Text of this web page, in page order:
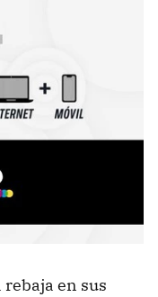
en sus